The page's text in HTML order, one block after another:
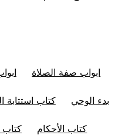
ابواب صفة الصلاة
بدء الوحي كتاب استتابة
كتاب الأحكام كتاب